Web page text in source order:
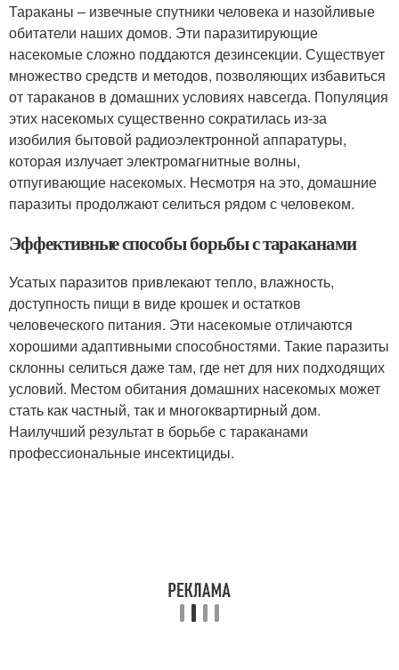
Тараканы – извечные спутники человека и назойливые
обитатели наших домов. Эти паразитирующие
насекомые сложно поддаются дезинсекции. Существует
множество средств и методов, позволяющих избавиться
от тараканов в домашних условиях навсегда. Популяция
этих насекомых существенно сократилась из-за
изобилия бытовой радиоэлектронной аппаратуры,
которая излучает электромагнитные волны,
отпугивающие насекомых. Несмотря на это, домашние
паразиты продолжают селиться рядом с человеком.
Эффективные способы борьбы с тараканами
Усатых паразитов привлекают тепло, влажность,
доступность пищи в виде крошек и остатков
человеческого питания. Эти насекомые отличаются
хорошими адаптивными способностями. Такие паразиты
склонны селиться даже там, где нет для них подходящих
условий. Местом обитания домашних насекомых может
стать как частный, так и многоквартирный дом.
Наилучший результат в борьбе с тараканами
профессиональные инсектициды.